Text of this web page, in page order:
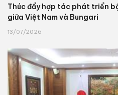
Thúc đẩy hợp tác phát triển
giữa Việt Nam và Bungari
13/07/2026